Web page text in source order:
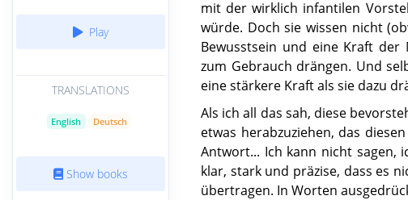
Play
TRANSLATIONS
English Deutsch
Show books
mit der wirklich infantilen
würde. Doch sie wissen nicht
Bewusstsein und eine Kraft
zum Gebrauch drängen. Und
eine stärkere Kraft als sie dazu
Als ich all das sah, diese
etwas herabzuziehen, das
Antwort... Ich kann nicht sagen,
klar, stark und präzise, dass es
übertragen. In Worten